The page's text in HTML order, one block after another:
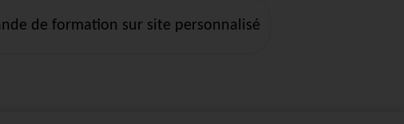
de formation sur site personnalisé